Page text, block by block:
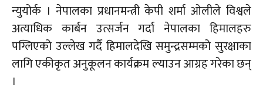
न्युयोर्क । नेपालका प्रधानमन्त्री केपी शर्मा ओलीले विश्वले
अत्याधिक कार्बन उत्सर्जन गर्दा नेपालका हिमालहरु
पग्लिएको उल्लेख गर्दै हिमालदेखि समुन्द्रसम्मको सुरक्षाका
लागि एकीकृत अनुकूलन कार्यक्रम ल्याउन आग्रह गरेका छन्
।